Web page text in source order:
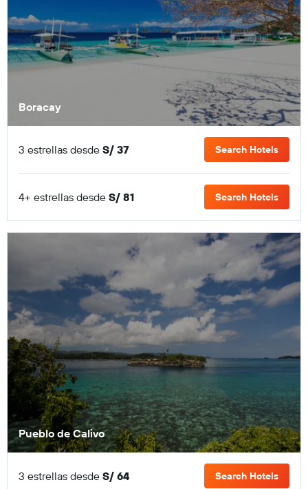
Boracay
3 estrellas desde S/ 37 Search Hotels
4+ estrellas desde S/ 81 Search Hotels
Pueblo de Calivo
3 estrellas desde S/ 64 Search Hotels